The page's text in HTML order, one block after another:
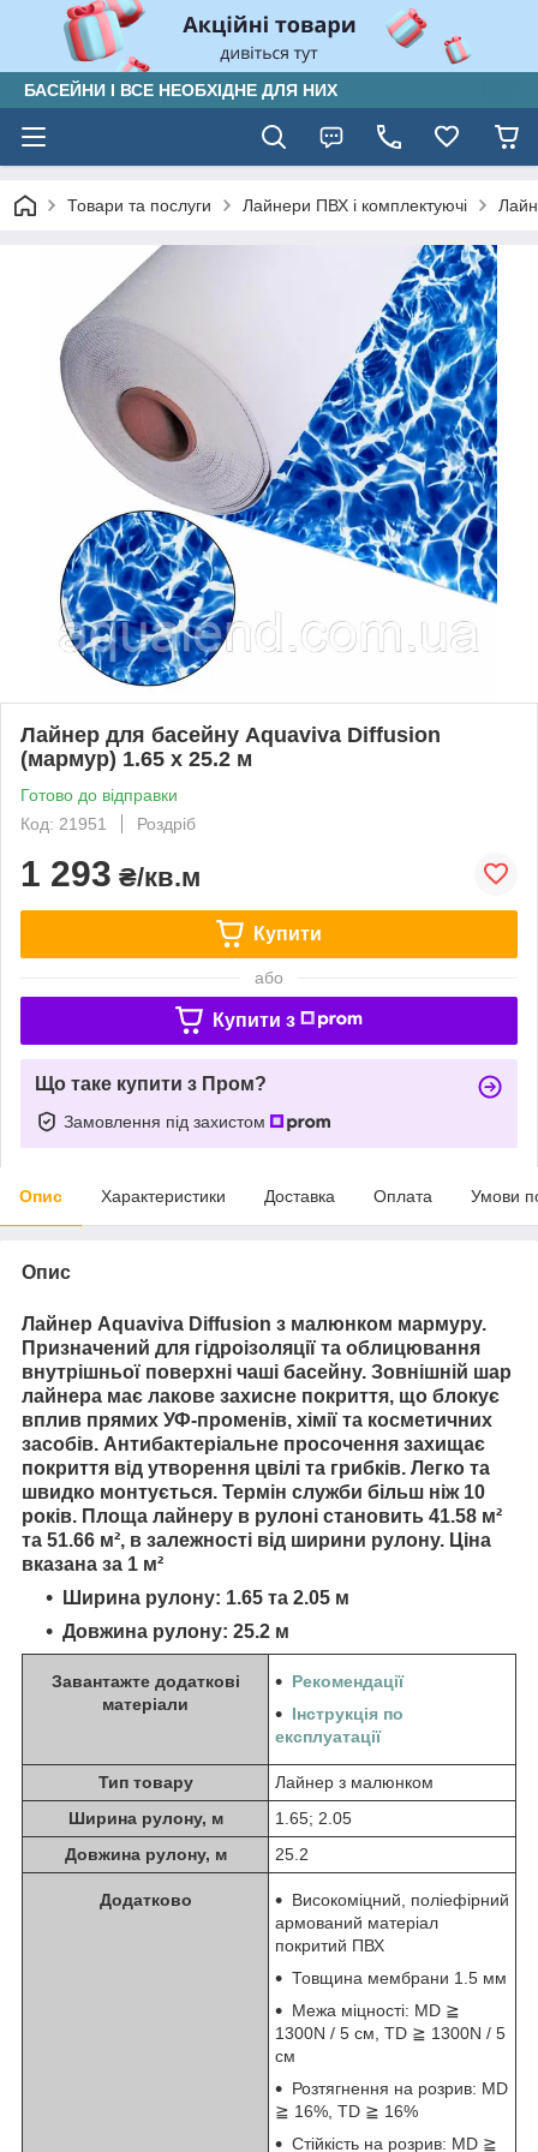
БАСЕЙНИ І ВСЕ НЕОБХІДНЕ ДЛЯ НИХ
Товари та послуги Лайнери ПВХ і комплектуючі
Лайнер для басейну Aquaviva Diffusion
(мармур) 1.65 x 25.2 м
Готово до відправки
Код: 21951
Роздріб
1 293 ₴/кв.м
Купити
або
Купити з
Що таке купити з Пром?
Замовлення під захистом
Опис Характеристики Доставка Оплата Умови
Опис
Лайнер Aquaviva Diffusion з малюнком мармуру.
Призначений для гідроізоляції та облицювання
внутрішньої поверхні чаші басейну. Зовнішній шар
лайнера має лакове захисне покриття, що блокує
вплив прямих УФ-променів, хімії та косметичних
засобів. Антибактеріальне просочення захищає
покриття від утворення цвілі та грибків. Легко та
швидко монтується. Термін служби більш ніж 10
років. Площа лайнеру в рулоні становить 41.58 м²
та 51.66 м², в залежності від ширини рулону. Ціна
вказана за 1 м²
Ширина рулону: 1.65 та 2.05 м
Довжина рулону: 25.2 м
Завантажте додаткові
матеріали
Рекомендації
Інструкція по
експлуатації
Тип товару
Лайнер з малюнком
Ширина рулону, м
1.65; 2.05
Довжина рулону, м
25.2
Додатково
Високоміцний, поліефірний
армований матеріал
покритий ПВХ
Товщина мембрани 1.5 мм
Межа міцності: MD ≧
1300N / 5 см, TD ≧ 1300N / 5
см
Розтягнення на розрив: MD
≧ 16%, TD ≧ 16%
Стійкість на розрив: MD ≧